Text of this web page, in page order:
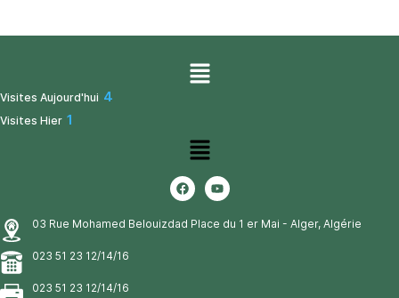
03 Rue Mohamed Belouizdad Place du 1 er Mai - Alger, Algérie
023 51 23 12/14/16
023 51 23 12/14/16
Visites Aujourd'hui 4
Visites Hier 1